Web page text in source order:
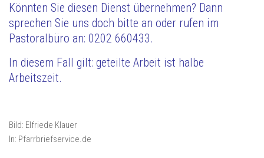
Könnten Sie diesen Dienst übernehmen? Dann
sprechen Sie uns doch bitte an oder rufen im
Pastoralbüro an: 0202 660433.
In diesem Fall gilt: geteilte Arbeit ist halbe
Arbeitszeit.
Bild: Elfriede Klauer
In: Pfarrbriefservice.de